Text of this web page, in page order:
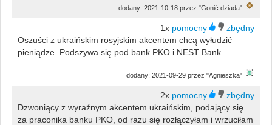
dodany: 2021-10-18 przez "Gonić dziada"
1x
Oszuści z ukraińskim rosyjskim akcentem chcą wyłudzić
pieniądze. Podszywa się pod bank PKO i NEST Bank.
dodany: 2021-09-29 przez "Agnieszka"
2x
Dzwoniący z wyraźnym akcentem ukraińskim, podający się
za praconika banku PKO, od razu się rozłączyłam i wrzuciłam